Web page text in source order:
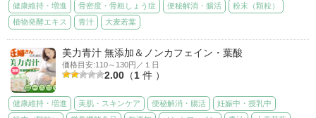
健康維持・増進 骨密度・骨粗しょう症 便秘解消・腸活
粉末（顆粒）
植物発酵エキス
青汁 大麦若葉
美力青汁 無添加＆ノンカフェイン・葉酸
価格目安:110～130円／１日
2.00 （1 件 ）
健康維持・増進 美肌・スキンケア 便秘解消・腸活
妊娠中・授乳中